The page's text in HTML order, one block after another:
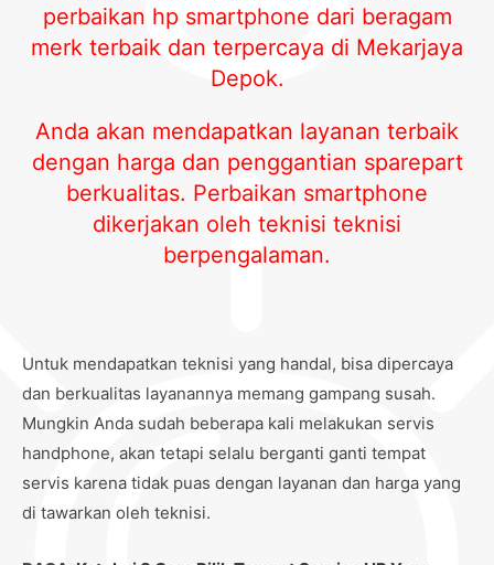
perbaikan hp smartphone dari beragam
merk terbaik dan terpercaya di Mekarjaya
Depok.
Anda akan mendapatkan layanan terbaik
dengan harga dan penggantian sparepart
berkualitas. Perbaikan smartphone
dikerjakan oleh teknisi teknisi
berpengalaman.
Untuk mendapatkan teknisi yang handal, bisa dipercaya
dan berkualitas layanannya memang gampang susah.
Mungkin Anda sudah beberapa kali melakukan servis
handphone, akan tetapi selalu berganti ganti tempat
servis karena tidak puas dengan layanan dan harga yang
di tawarkan oleh teknisi.